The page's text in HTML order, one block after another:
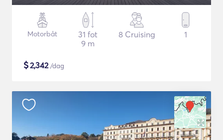
Motorbåt
31 fot
9 m
8 Cruising 1
$2,342/dag